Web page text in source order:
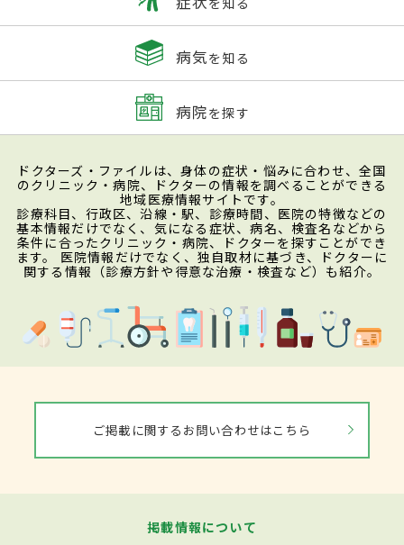
病気を知る
病院を探す
ドクターズ・ファイルは、身体の症状・悩みに合わせ、全国
のクリニック・病院、ドクターの情報を調べることができる
地域医療情報サイトです。
診療科目、行政区、沿線・駅、診療時間、医院の特徴などの
基本情報だけでなく、気になる症状、病名、検査名などから
条件に合ったクリニック・病院、ドクターを探すことができ
ます。 医院情報だけでなく、独自取材に基づき、ドクターに
関する情報（診療方針や得意な治療・検査など）も紹介。
ご掲載に関するお問い合わせはこちら
掲載情報について